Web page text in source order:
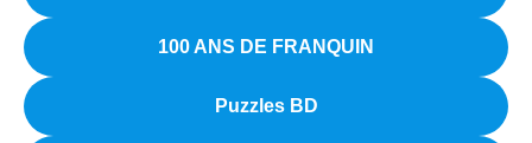
100 ANS DE FRANQUIN
Puzzles BD